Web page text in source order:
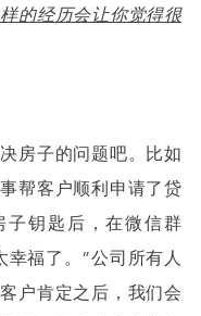
的经历会让你觉得很
房子的问题吧。比如
帮客户顺利申请了贷
子钥匙后，在微信群
幸福了。”公司所有人
户肯定之后，我们会